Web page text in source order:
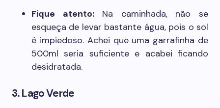
Fique atento:Na caminhada, não se
esqueça de levar bastante água, pois o sol
é impiedoso. Achei que uma garrafinha de
500ml seria suficiente e acabei ficando
desidratada.
3. Lago Verde